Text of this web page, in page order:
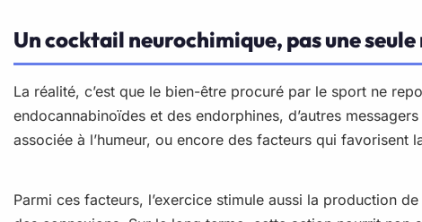
Un cocktail neurochimique, pas une
La réalité, c’est que le bien-être procuré par le sport ne
endocannabinoïdes et des endorphines, d’autres
associée à l’humeur, ou encore des facteurs qui favorisent
Parmi ces facteurs, l’exercice stimule aussi la production